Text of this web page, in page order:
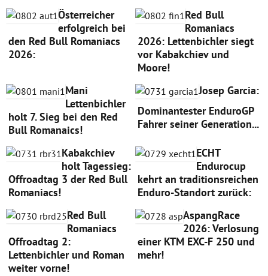
Österreicher
erfolgreich bei
den Red Bull Romaniacs
2026:
Red Bull
Romaniacs
2026: Lettenbichler siegt
vor Kabakchiev und
Moore!
Mani
Lettenbichler
holt 7. Sieg bei den Red
Bull Romanaics!
Josep Garcia:
Dominantester EnduroGP
Fahrer seiner Generation...
Kabakchiev
holt Tagessieg:
Offroadtag 3 der Red Bull
Romaniacs!
ECHT
Endurocup
kehrt an traditionsreichen
Enduro-Standort zurück:
Red Bull
Romaniacs
Offroadtag 2:
Lettenbichler und Roman
weiter vorne!
AspangRace
2026: Verlosung
einer KTM EXC-F 250 und
mehr!